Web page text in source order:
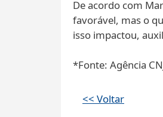
De acordo com
favorável, mas o
isso impactou,
*Fonte: Agência
<< Voltar